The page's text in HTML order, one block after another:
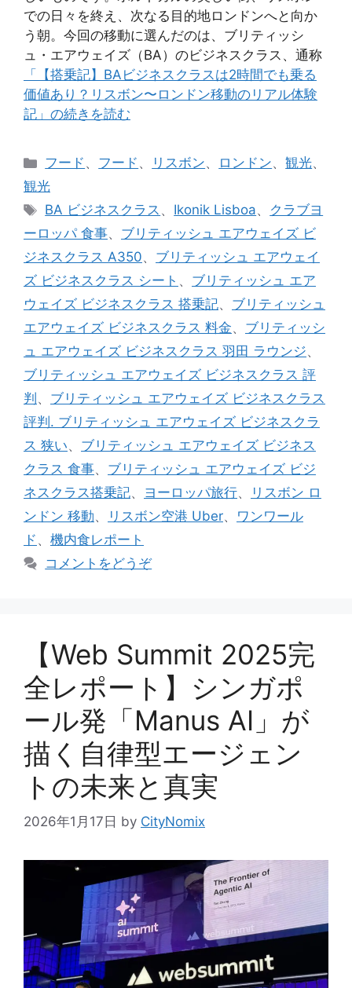
での日々を終え、次なる目的地ロンドンへと向か
う朝。今回の移動に選んだのは、ブリティッシ
ュ・エアウェイズ（BA）のビジネスクラス、通称
「【搭乗記】BAビジネスクラスは2時間でも乗る
価値あり？リスボン〜ロンドン移動のリアル体験
記」の続きを読む
カ
テ
リ
ー
フード 、 フード 、 リスボン、 ロンドン、観光、
観光
タ
グ
BA ビジネスクラス 、 Ikonik Lisboa、 クラブヨ
ーロッパ 食事、 ブリティッシュ エアウェイズ ビ
ジネスクラス A350、 ブリティッシュ エアウェイ
ズ ビジネスクラス シート 、 ブリティッシュ エア
ウェイズ ビジネスクラス 搭乗記、 ブリティッシュ
エアウェイズ ビジネスクラス 料金、 ブリティッシ
ュ エアウェイズ ビジネスクラス 羽田 ラウンジ、
ブリティッシュ エアウェイズ ビジネスクラス 評
判 、 ブリティッシュ エアウェイズ ビジネスクラス
評判. ブリティッシュ エアウェイズ ビジネスクラ
ス 狭い、 ブリティッシュ エアウェイズ ビジネス
クラス 食事、 ブリティッシュ エアウェイズ ビジ
ネスクラス搭乗記、 ヨーロッパ旅行、
リスボン ロ
ンドン 移動、 リスボン空港 Uber、 ワンワール
ド 、 機内食レポート
コメントをどうぞ
【Web Summit 2025完
全レポート】シンガポ
ール発「Manus AI」が
描く自律型エージェン
トの未来と真実
2026年1月17日 by CityNomix